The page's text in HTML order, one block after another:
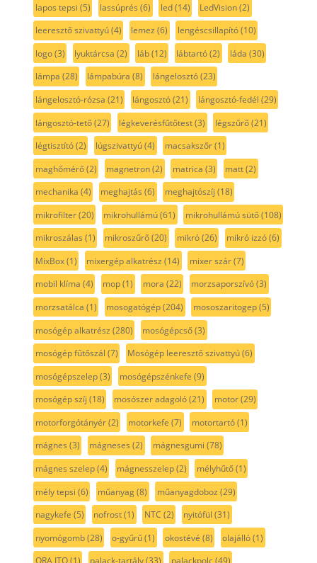
lapos tepsi (5) lassúprés (6) led(14) LedVision(2)
leeresztő szivattyú(4) lemez (6) lengéscsillapító(10)
logo(3) lyuktárcsa (2) láb(12) lábtartó(2) láda (30)
lámpa (28) lámpabúra (8) lángelosztó(23)
lángelosztó-rózsa (21) lángosztó(21) lángosztó-fedél (29)
lángosztó-tető(27) légkeverésfűtőtest(3) légszűrő(21)
légtisztító(2) lúgszivattyú(4) macsakszőr(1)
maghőmérő(2) magnetron(2) matrica (3) matt(2)
mechanika (4) meghajtás (6) meghajtószíj (18)
mikrofilter(20) mikrohullámú(61) mikrohullámú sütő(108)
mikroszálas (1) mikroszűrő(20) mikró(26) mikró izzó(6)
MixBox(1) mixergép alkatrész (14) mixer szár(7)
mobil klíma (4) mop(1) mora (22) morzsaporszívó(3)
morzsatálca (1) mosogatógép(204) mososzaritogep(5)
mosógép alkatrész (280) mosógépcső(3)
mosógép fűtőszál (7) Mosógép leeresztő szivattyú(6)
mosógépszelep(3) mosógépszénkefe (9)
mosógép szíj (18) mosószer adagoló(21) motor(29)
motorforgótányér(2) motorkefe (7) motortartó(1)
mágnes (3) mágneses (2) mágnesgumi (78)
mágnes szelep(4) mágnesszelep(2) mélyhűtő(1)
mély tepsi (6) műanyag(8) műanyagdoboz (29)
nagykefe (5) nofrost(1) NTC (2) nyitófül (31)
nyomógomb(28) o-gyűrű(1) okostévé (8) olajálló(1)